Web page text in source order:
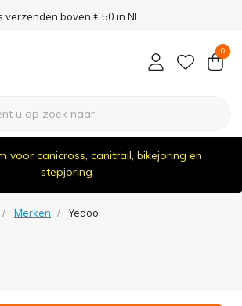
verzenden boven € 50 in NL
0
voor canicross, canitrail, bikejoring en
stepjoring
Merken Yedoo